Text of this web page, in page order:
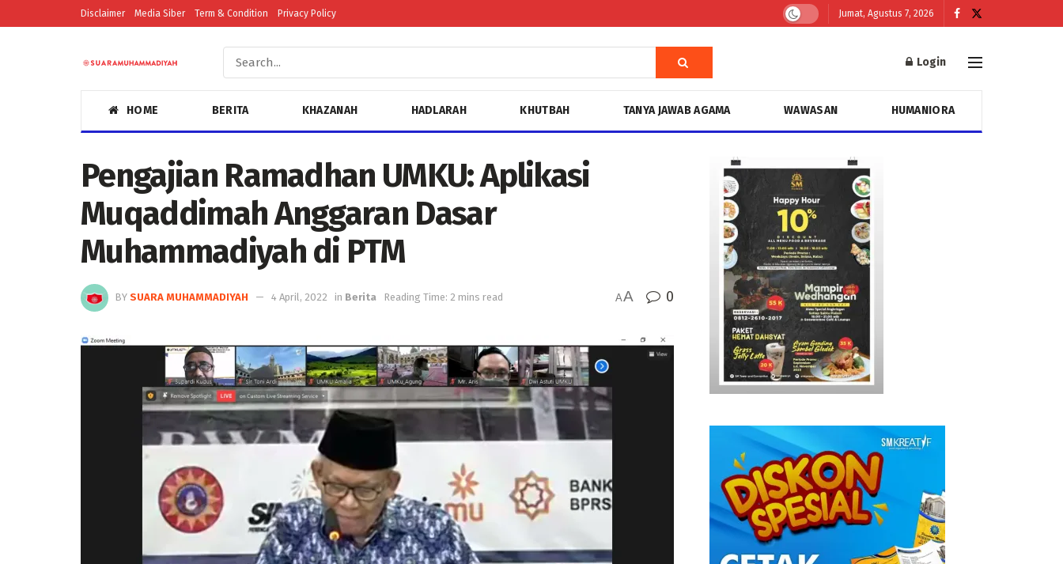
Disclaimer Media Siber Term & Condition Privacy Policy Jumat, Agustus 7, 2026
Login
HOME BERITA KHAZANAH HADLARAH KHUTBAH TANYA JAWAB AGAMA WAWASAN HUMANIORA
Pengajian Ramadhan UMKU: Aplikasi
Muqaddimah Anggaran Dasar
Muhammadiyah di PTM
BY SUARA MUHAMMADIYAH 4 April, 2022 in Berita Reading Time: 2 mins read AA 0